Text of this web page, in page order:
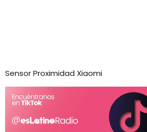
Sensor Proximidad Xiaomi